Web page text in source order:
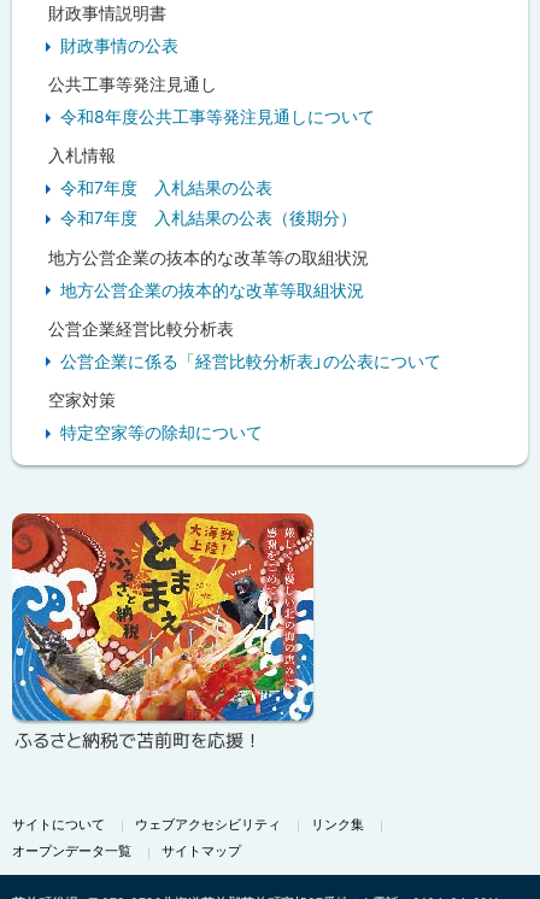
財政事情説明書
財政事情の公表
公共工事等発注見通し
令和8年度公共工事等発注見通しについて
入札情報
令和7年度 入札結果の公表
令和7年度 入札結果の公表（後期分）
地方公営企業の抜本的な改革等の取組状況
地方公営企業の抜本的な改革等取組状況
公営企業経営比較分析表
公営企業に係る「経営比較分析表」の公表について
空家対策
特定空家等の除却について
ッ
ク
ア
ッ
プ
ふるさと納税で苫前町を応援！
サイトについて ウェブアクセシビリティ
リンク集
オープンデータ一覧
サイトマップ